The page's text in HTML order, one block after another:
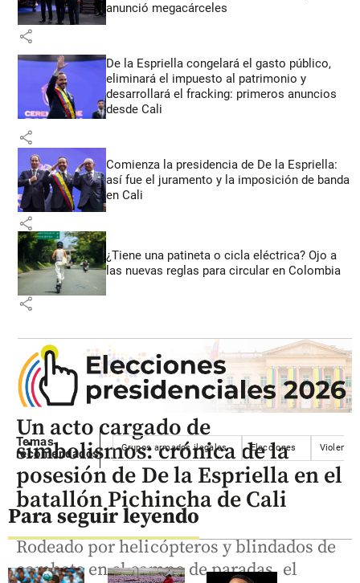
anunció megacárceles
share
De la Espriella congelará el gasto público,
eliminará el impuesto al patrimonio y
desarrollará el fracking: primeros anuncios
desde Cali
share
Comienza la presidencia de De la Espriella:
así fue el juramento y la imposición de banda
en Cali
share
¿Tiene una patineta o cicla eléctrica? Ojo a
las nuevas reglas para circular en Colombia
share
Temas
recomendados
Grupos armados ilegales Elecciones Violencia
Para seguir leyendo
Un acto cargado de
simbolismos: crónica de la
posesión de De la Espriella en el
batallón Pichincha de Cali
Rodeado por helicópteros y blindados de
combate en el campo de paradas, el